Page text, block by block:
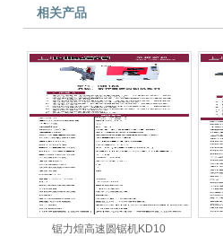
相关产品
锯力煌高速圆锯机KD10